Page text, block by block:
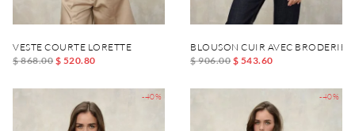
VESTE COURTE LORETTE
$ 868.00 $ 520.80
BLOUSON CUIR AVEC BRODERIE
$ 906.00 $ 543.60
-40% -40%